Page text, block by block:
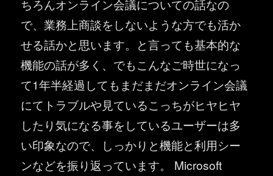
ちろんオンライン会議についての話なの
で、業務上商談をしないような方でも活か
せる話かと思います。と言っても基本的な
機能の話が多く、でもこんなご時世になっ
て1年半経過してもまだまだオンライン会議
にてトラブルや見ているこっちがヒヤヒヤ
したり気になる事をしているユーザーは多
い印象なので、しっかりと機能と利用シー
ンなどを振り返っています。 Microsoft